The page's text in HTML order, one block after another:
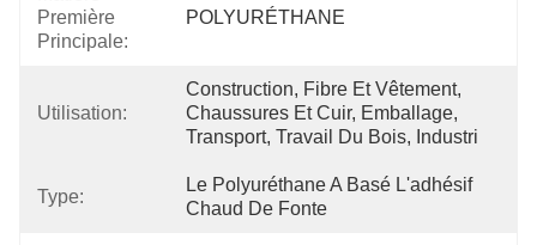
Première
Principale:
POLYURÉTHANE
Utilisation:
Construction, Fibre Et Vêtement,
Chaussures Et Cuir, Emballage,
Transport, Travail Du Bois, Industri
Type:
Le Polyuréthane A Basé L'adhésif
Chaud De Fonte